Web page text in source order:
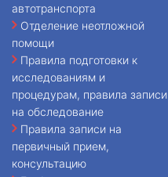
автотранспорта
Отделение неотложной
помощи
Правила подготовки к
исследованиям и
процедурам, правила записи
на обследование
Правила записи на
первичный прием,
консультацию